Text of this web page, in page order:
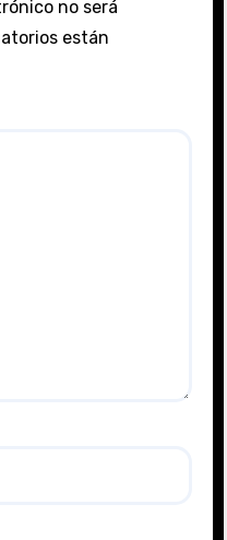
no será
están